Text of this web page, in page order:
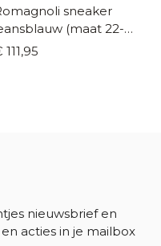
sneaker
(maat 22-
111,95
nieuwsbrief en
acties in je mailbox